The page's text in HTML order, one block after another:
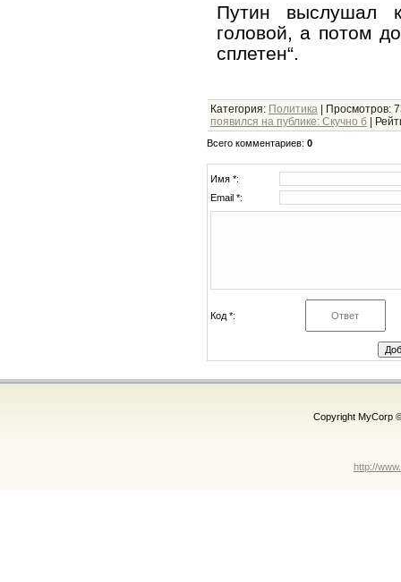
Путин выслушал
головой, а потом
сплетен“.
Категория: Политика| Просмотров:
появился на публике: Скучно б|
Всего комментариев: 0
Имя *:
Email *:
Код *:
Copyright MyCorp
http://